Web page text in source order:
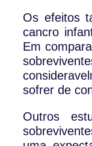
Os efeitos
cancro
Em
sofrer de
Outros